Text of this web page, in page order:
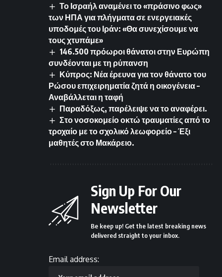
Το Ισραήλ αναμένει το «πράσινο φως»
των ΗΠΑ για πλήγματα σε ενεργειακές
υποδομές του Ιράν: «Θα συνεχίσουμε να
τους χτυπάμε»
146.500 πρόωροι θάνατοι στην Ευρώπη
συνδέονται με τη ρύπανση
Κύπρος: Νέα έρευνα για τον θάνατο του
Ρώσου επιχειρηματία ζητά η οικογένεια –
Αναβάλλεται η ταφή
Παραδόξως, παρέλειψε να το αναφέρει.
Στο νοσοκομείο οκτώ τραυματίες από το
τροχαίο με το σχολικό λεωφορείο – Έξι
μαθητές στο Μακάρειο.
Sign Up For Our
Newsletter
Be keep up! Get the latest breaking news
delivered straight to your inbox.
Email address: